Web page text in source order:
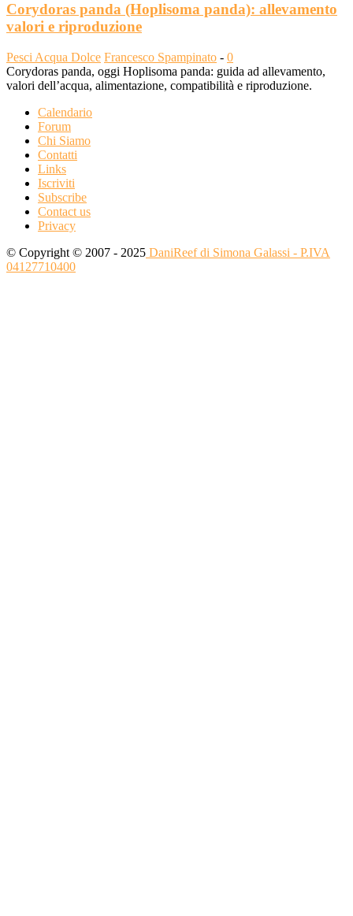
Corydoras panda (Hoplisoma panda): allevamento
valori e riproduzione
Pesci Acqua Dolce Francesco Spampinato - 0
Corydoras panda, oggi Hoplisoma panda: guida ad allevamento,
valori dell’acqua, alimentazione, compatibilità e riproduzione.
Calendario
Forum
Chi Siamo
Contatti
Links
Iscriviti
Subscribe
Contact us
Privacy
© Copyright © 2007 - 2025 DaniReef di Simona Galassi - P.IVA
04127710400